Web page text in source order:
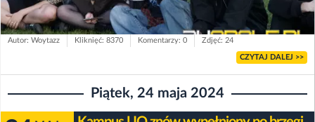
Autor: Woytazz Kliknięć: 8370 Komentarzy: 0 Zdjęć: 24
CZYTAJ DALEJ >>
Piątek, 24 maja 2024